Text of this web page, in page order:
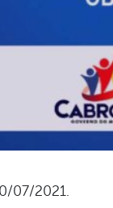
07/2021.